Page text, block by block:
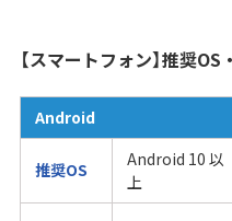
【スマートフォン】推奨
Android
推奨OS
Android 10 以
上